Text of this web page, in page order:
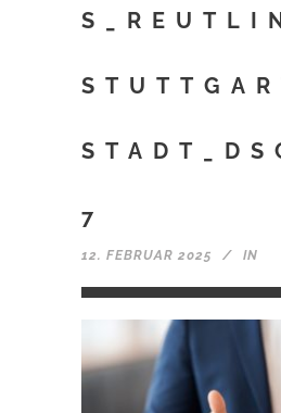
7
12. FEBRUAR 2025 IN